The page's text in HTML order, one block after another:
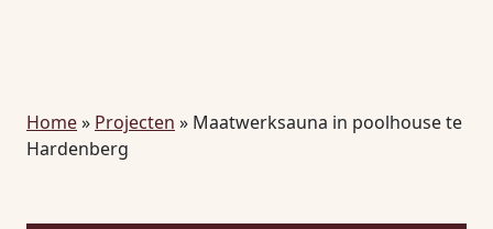
Home» Projecten » Maatwerksauna in poolhouse te
Hardenberg